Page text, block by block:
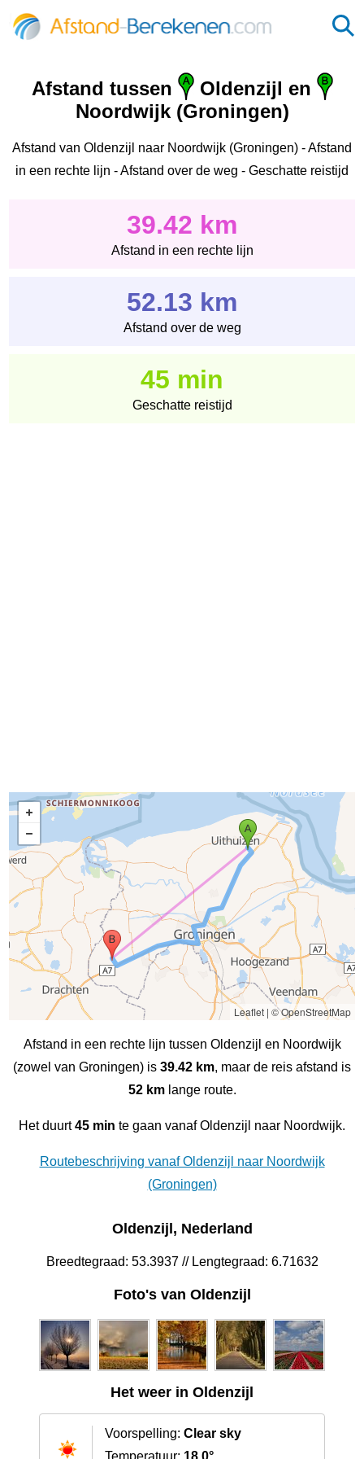
Afstand tussen
Oldenzijl en
Noordwijk (Groningen)
Afstand van Oldenzijl naar Noordwijk (Groningen) - Afstand
in een rechte lijn - Afstand over de weg - Geschatte reistijd
39.42 km
Afstand in een rechte lijn
52.13 km
Afstand over de weg
45 min
Geschatte reistijd
Leaflet| © OpenStreetMap
Afstand in een rechte lijn tussen Oldenzijl en Noordwijk
(zowel van Groningen) is 39.42 km, maar de reis afstand is
52 kmlange route.
Het duurt45 min te gaan vanaf Oldenzijl naar Noordwijk.
Routebeschrijving vanaf Oldenzijl naar Noordwijk
(Groningen)
Oldenzijl, Nederland
Breedtegraad: 53.3937 // Lengtegraad: 6.71632
Foto's van Oldenzijl
Het weer in Oldenzijl
Voorspelling: Clear sky